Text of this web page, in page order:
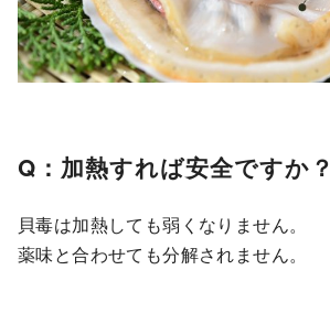
Q：加熱すれば安全ですか？
貝毒は加熱しても弱くなりません。
薬味と合わせても分解されません。